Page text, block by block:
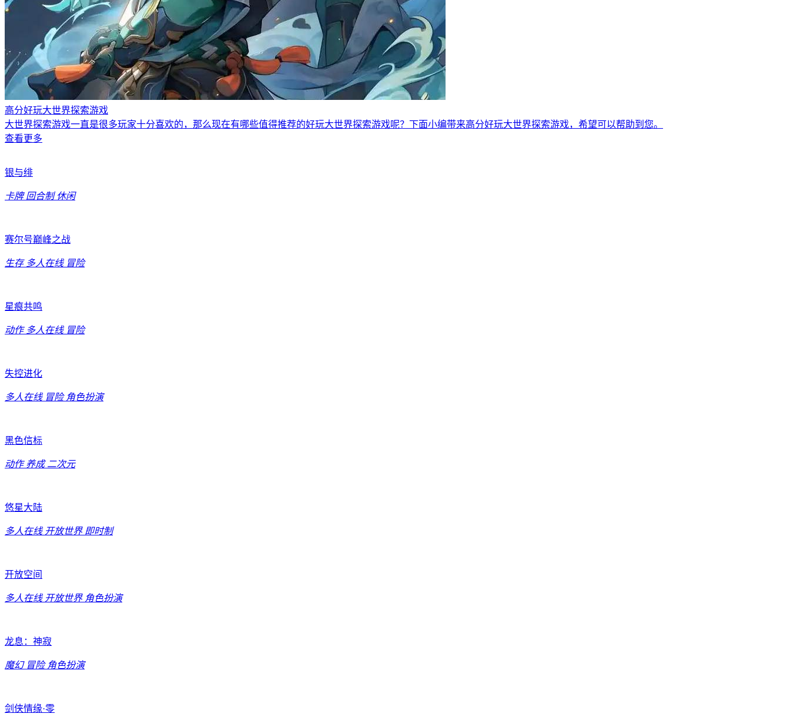
高分好玩大世界探索游戏
大世界探索游戏一直是很多玩家十分喜欢的，那么现在有哪些值得推荐的好玩大世界探索游戏呢？下面小编带来高分好玩大世界探索游戏，希望可以帮助到您。
查看更多
银与绯
卡牌 回合制 休闲
赛尔号巅峰之战
生存 多人在线 冒险
星痕共鸣
动作 多人在线 冒险
失控进化
多人在线 冒险 角色扮演
黑色信标
动作 养成 二次元
悠星大陆
多人在线 开放世界 即时制
开放空间
多人在线 开放世界 角色扮演
龙息：神寂
魔幻 冒险 角色扮演
剑侠情缘·零